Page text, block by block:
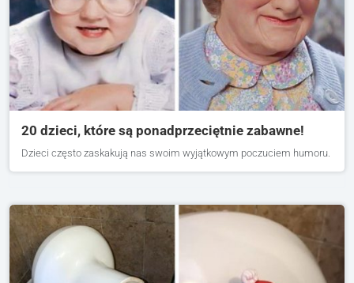
20 dzieci, które są ponadprzeciętnie zabawne!
Dzieci często zaskakują nas swoim wyjątkowym poczuciem humoru.